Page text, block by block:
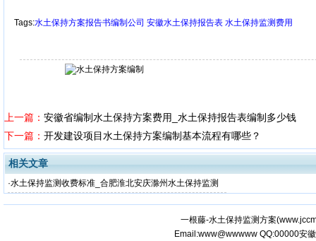
Tags:水土保持方案报告书编制公司 安徽水土保持报告表 水土保持监测费用
上一篇： 安徽省编制水土保持方案费用_水土保持报告表编制多少钱
下一篇： 开发建设项目水土保持方案编制基本流程有哪些？
相关文章
·水土保持监测收费标准_合肥淮北安庆滁州水土保持监测
一根藤-水土保持监测方案(
Email:www@wwwww QQ:00000安